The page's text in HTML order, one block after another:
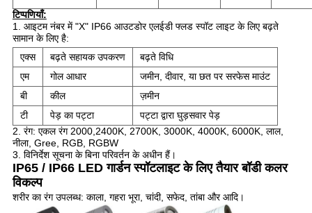
टिप्पणियाँ:
1. आइटम नंबर में "X" IP66 आउटडोर एलईडी फ्लड स्पॉट लाइट के लिए बढ़ते
सामान के लिए है:
एक्स
बढ़ते सहायक उपकरण
बढ़ते विधि
एम
गोल आधार
जमीन, दीवार, या छत पर सरफेस माउंट
बी
कील
ज़मीन
टी
पेड़ का पट्टा
पट्टा द्वारा घुड़सवार पेड़
2. रंग: एकल रंग 2000,2400K, 2700K, 3000K, 4000K, 6000K, लाल,
नीला, Gree, RGB, RGBW
3. विनिर्देश सूचना के बिना परिवर्तन के अधीन हैं।
IP65 / IP66 LED गार्डन स्पॉटलाइट के लिए तैयार बॉडी कलर
विकल्प
शरीर का रंग उपलब्ध: काला, गहरा भूरा, चांदी, सफेद, तांबा और आदि।